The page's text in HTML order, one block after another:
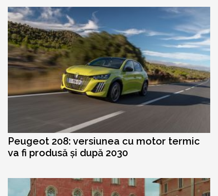
Peugeot 208: versiunea cu motor termic
va fi produsă și după 2030